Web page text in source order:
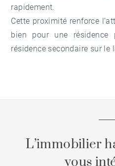
rapidement.
Cette proximité renforce
bien pour une résidence
résidence secondaire sur le
L’immobilier
vous